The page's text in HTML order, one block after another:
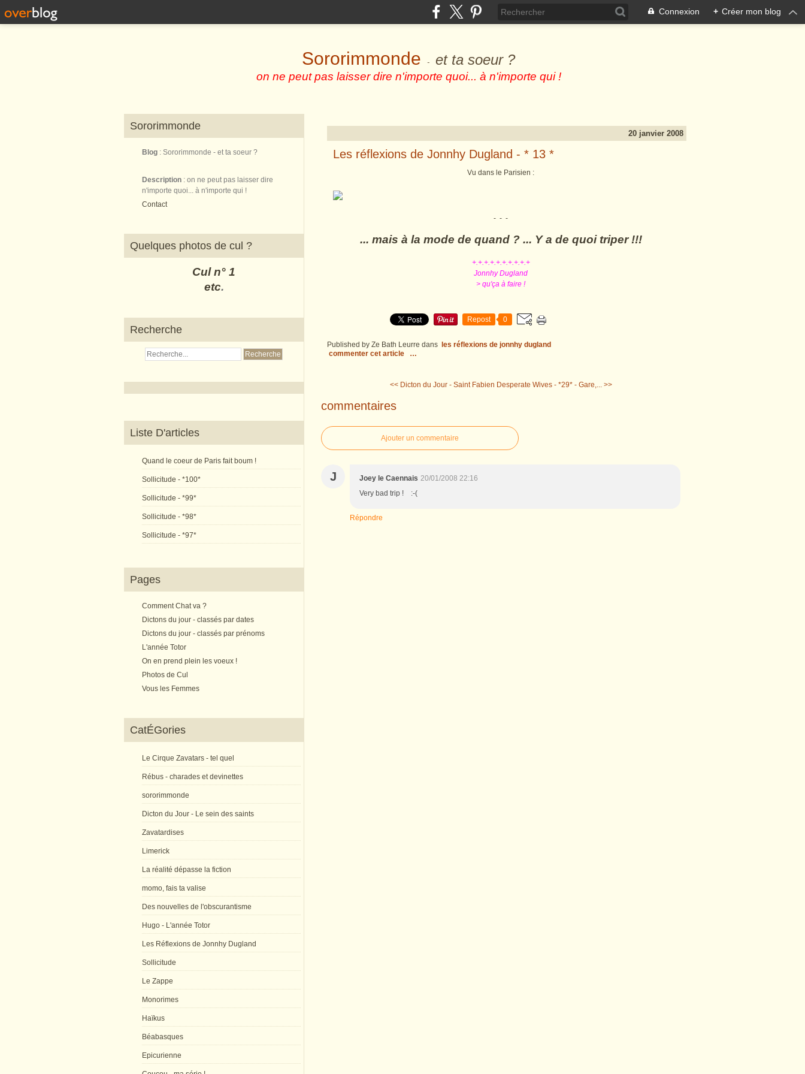
Connexion + Créer mon blog
Sororimmonde - et ta soeur ?
on ne peut pas laisser dire n'importe quoi... à n'importe qui !
Sororimmonde
Blog : Sororimmonde - et ta soeur ?
Description : on ne peut pas laisser dire
n'importe quoi... à n'importe qui !
Contact
Quelques photos de cul ?
Cul n° 1
etc.
Recherche
Liste D'articles
Quand le coeur de Paris fait boum !
Sollicitude - *100*
Sollicitude - *99*
Sollicitude - *98*
Sollicitude - *97*
Pages
Comment Chat va ?
Dictons du jour - classés par dates
Dictons du jour - classés par prénoms
L'année Totor
On en prend plein les voeux !
Photos de Cul
Vous les Femmes
CatÉGories
Le Cirque Zavatars - tel quel
Rébus - charades et devinettes
sororimmonde
Dicton du Jour - Le sein des saints
Zavatardises
Limerick
La réalité dépasse la fiction
momo, fais ta valise
Des nouvelles de l'obscurantisme
Hugo - L'année Totor
Les Réflexions de Jonnhy Dugland
Sollicitude
Le Zappe
Monorimes
Haïkus
Béabasques
Epicurienne
20 janvier 2008
Les réflexions de Jonnhy Dugland - * 13 *
Vu dans le Parisien :
- - -
... mais à la mode de quand ? ... Y a de quoi triper !!!
+.+.+.+.+.+.+.+.+.+
Jonnhy Dugland
> qu'ça à faire !
Repost 0
Published by Ze Bath Leurre dans
les réflexions de jonnhy dugland
commenter cet article
…
<< Dicton du Jour - Saint Fabien Desperate Wives - *29* - Gare,... >>
commentaires
Ajouter un commentaire
J Joey le Caennais 20/01/2008 22:16
Very bad trip ! :-(
Répondre